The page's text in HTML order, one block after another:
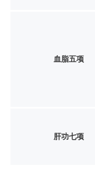
血脂五项
肝功七项